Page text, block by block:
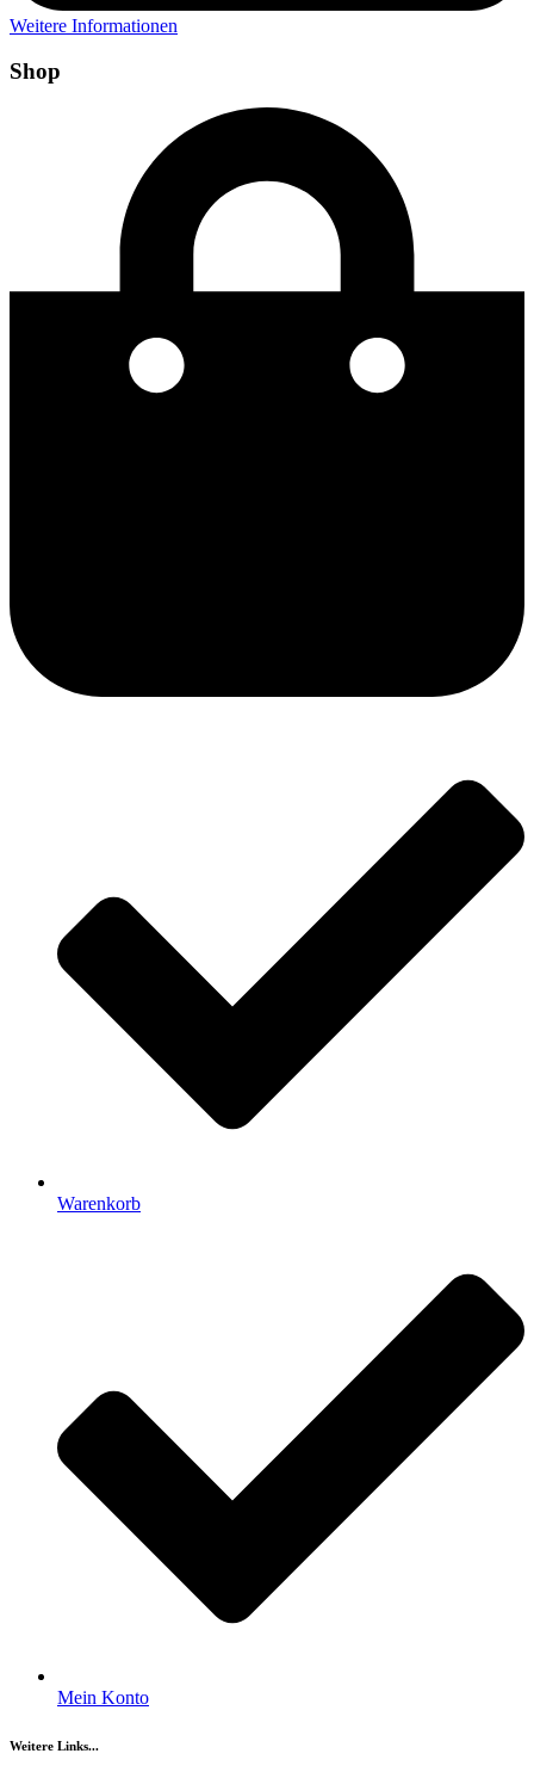
Weitere Informationen
Shop
Warenkorb
Mein Konto
Weitere Links...